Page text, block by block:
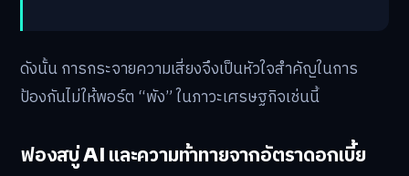
ดังนั้น การกระจายความเสี่ยงจึงเป็นหัวใจสำคัญในการ
ป้องกันไม่ให้พอร์ต “พัง” ในภาวะเศรษฐกิจเช่นนี้
ฟองสบู่ AI และความท้าทายจากอัตราดอกเบี้ย